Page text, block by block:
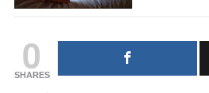
0
SHARES